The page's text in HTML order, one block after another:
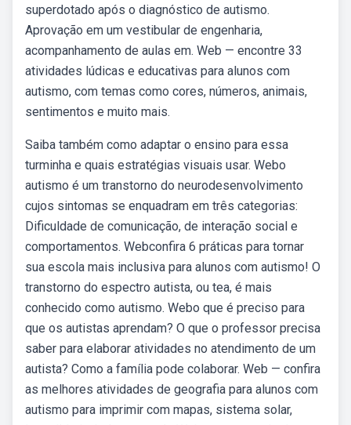
superdotado após o diagnóstico de autismo.
Aprovação em um vestibular de engenharia,
acompanhamento de aulas em. Web — encontre 33
atividades lúdicas e educativas para alunos com
autismo, com temas como cores, números, animais,
sentimentos e muito mais.
Saiba também como adaptar o ensino para essa
turminha e quais estratégias visuais usar. Webo
autismo é um transtorno do neurodesenvolvimento
cujos sintomas se enquadram em três categorias:
Dificuldade de comunicação, de interação social e
comportamentos. Webconfira 6 práticas para tornar
sua escola mais inclusiva para alunos com autismo! O
transtorno do espectro autista, ou tea, é mais
conhecido como autismo. Webo que é preciso para
que os autistas aprendam? O que o professor precisa
saber para elaborar atividades no atendimento de um
autista? Como a família pode colaborar. Web — confira
as melhores atividades de geografia para alunos com
autismo para imprimir com mapas, sistema solar,